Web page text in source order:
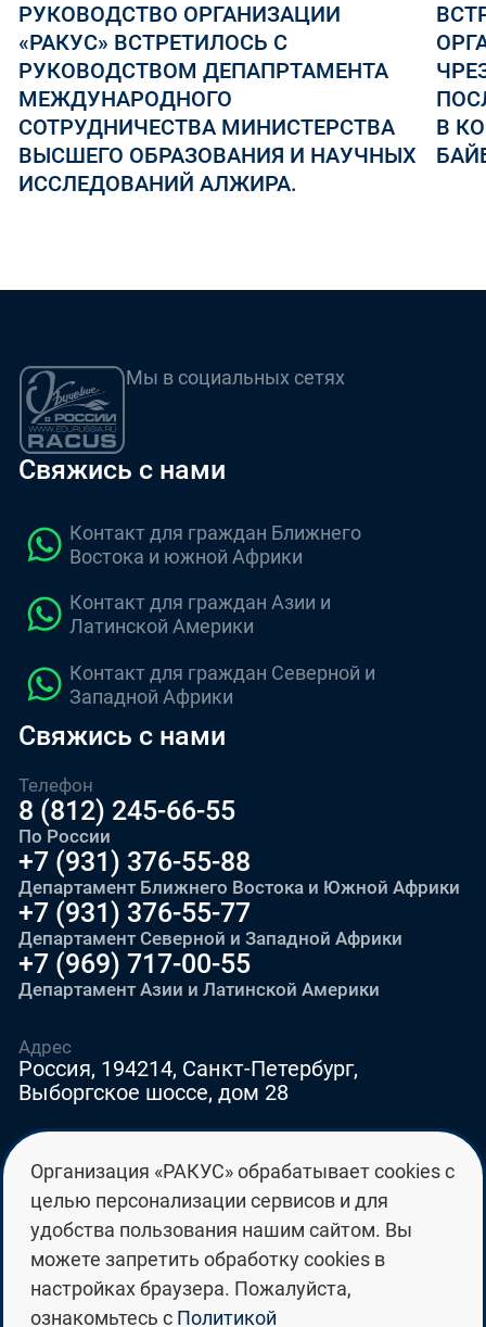
РУКОВОДСТВО ОРГАНИЗАЦИИ
«РАКУС» ВСТРЕТИЛОСЬ С
РУКОВОДСТВОМ ДЕПАПРТАМЕНТА
МЕЖДУНАРОДНОГО
СОТРУДНИЧЕСТВА МИНИСТЕРСТВА
ВЫСШЕГО ОБРАЗОВАНИЯ И НАУЧНЫХ
ИССЛЕДОВАНИЙ АЛЖИРА.
В
Мы в социальных сетях
Свяжись с нами
Контакт для граждан Ближнего
Востока и южной Африки
Контакт для граждан Азии и
Латинской Америки
Контакт для граждан Северной и
Западной Африки
Свяжись с нами
Телефон
8 (812) 245-66-55
По России
+7 (931) 376-55-88
Департамент Ближнего Востока и Южной Африки
+7 (931) 376-55-77
Департамент Северной и Западной Африки
+7 (969) 717-00-55
Департамент Азии и Латинской Америки
E-mail
education@edurussia.org
edurussia@racus.ru
Адрес
Россия, 194214, Санкт-Петербург,
Выборгское шоссе, дом 28
Организация «РАКУС» обрабатывает cookies с
целью персонализации сервисов и для
удобства пользования нашим сайтом. Вы
можете запретить обработку cookies в
настройках браузера. Пожалуйста,
ознакомьтесь с Политикой